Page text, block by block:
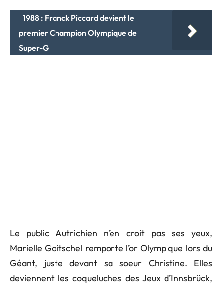
1988 : Franck Piccard devient le
premier Champion Olympique de
Super-G
Le public Autrichien n’en croit pas ses yeux,
Marielle Goitschel remporte l’or Olympique lors du
Géant, juste devant sa soeur Christine. Elles
deviennent les coqueluches des Jeux d’Innsbrück,